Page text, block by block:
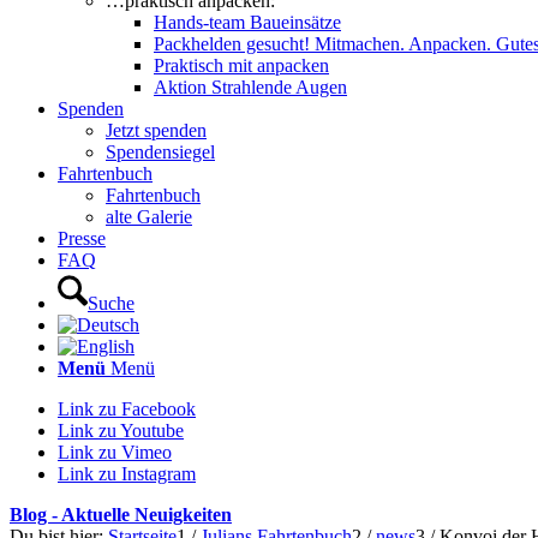
Hands-team Baueinsätze
Packhelden gesucht! Mitmachen. Anpacken.
Praktisch mit anpacken
Aktion Strahlende Augen
Spenden
Jetzt spenden
Spendensiegel
Fahrtenbuch
Fahrtenbuch
alte Galerie
Presse
FAQ
Suche
Menü Menü
Link zu Facebook
Link zu Youtube
Link zu Vimeo
Link zu Instagram
Blog - Aktuelle Neuigkeiten